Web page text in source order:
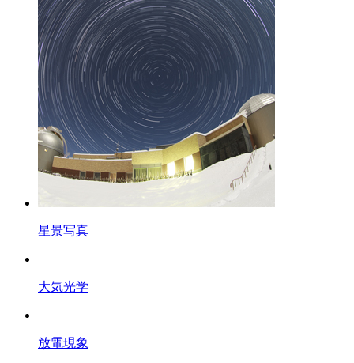
星景写真
大気光学
放電現象